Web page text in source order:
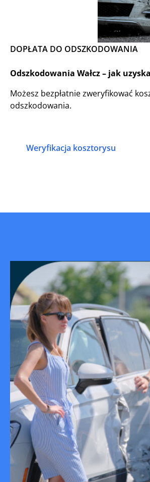
DOPŁATA DO ODSZKODOWANIA
Odszkodowania Wałcz – jak
Możesz bezpłatnie zweryfikować
odszkodowania.
Weryfikacja kosztorysu